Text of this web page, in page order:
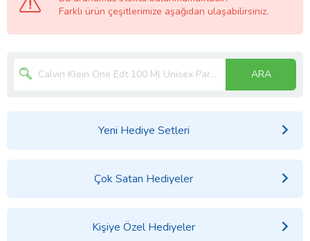
Farklı ürün çeşitlerimize aşağıdan ulaşabilirsiniz.
ARA
Yeni Hediye Setleri
Çok Satan Hediyeler
Kişiye Özel Hediyeler